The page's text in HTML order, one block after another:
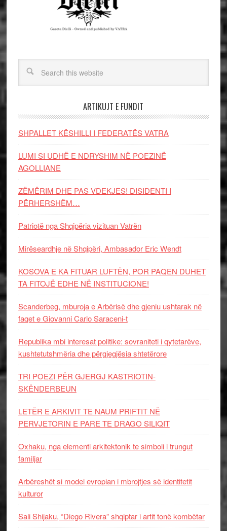
ARTIKUJT E FUNDIT
SHPALLET KËSHILLI I FEDERATËS VATRA
LUMI SI UDHË E NDRYSHIM NË POEZINË
AGOLLIANE
ZËMËRIM DHE PAS VDEKJES! DISIDENTI I
PËRHERSHËM…
Patriotë nga Shqipëria vizituan Vatrën
Mirëseardhje në Shqipëri, Ambasador Eric Wendt
KOSOVA E KA FITUAR LUFTËN, POR PAQEN DUHET
TA FITOJË EDHE NË INSTITUCIONE!
Scanderbeg, mburoja e Arbërisë dhe gjeniu ushtarak në
faqet e Giovanni Carlo Saraceni-t
Republika mbi interesat politike: sovraniteti i qytetarëve,
kushtetutshmëria dhe përgjegjësia shtetërore
TRI POEZI PËR GJERGJ KASTRIOTIN-
SKËNDERBEUN
LETËR E ARKIVIT TE NAUM PRIFTIT NË
PERVJETORIN E PARE TE DRAGO SILIQIT
Oxhaku, nga elementi arkitektonik te simboli i trungut
familjar
Arbëreshët si model evropian i mbrojtjes së identitetit
kulturor
Sali Shijaku, “Diego Rivera” shqiptar i artit tonë kombëtar